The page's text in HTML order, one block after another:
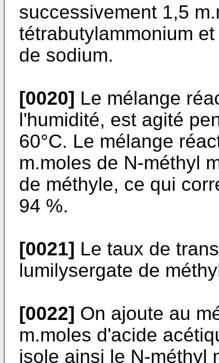
successivement 1,5
tétrabutylammonium
de sodium.
[0020] Le mélange
l'humidité, est agité
60°C. Le mélange
m.moles de N-méthyl
de méthyle, ce qui
94 %.
[0021] Le taux de
lumilysergate de
[0022] On ajoute au
m.moles d'acide
isole ainsi le N-méthyl